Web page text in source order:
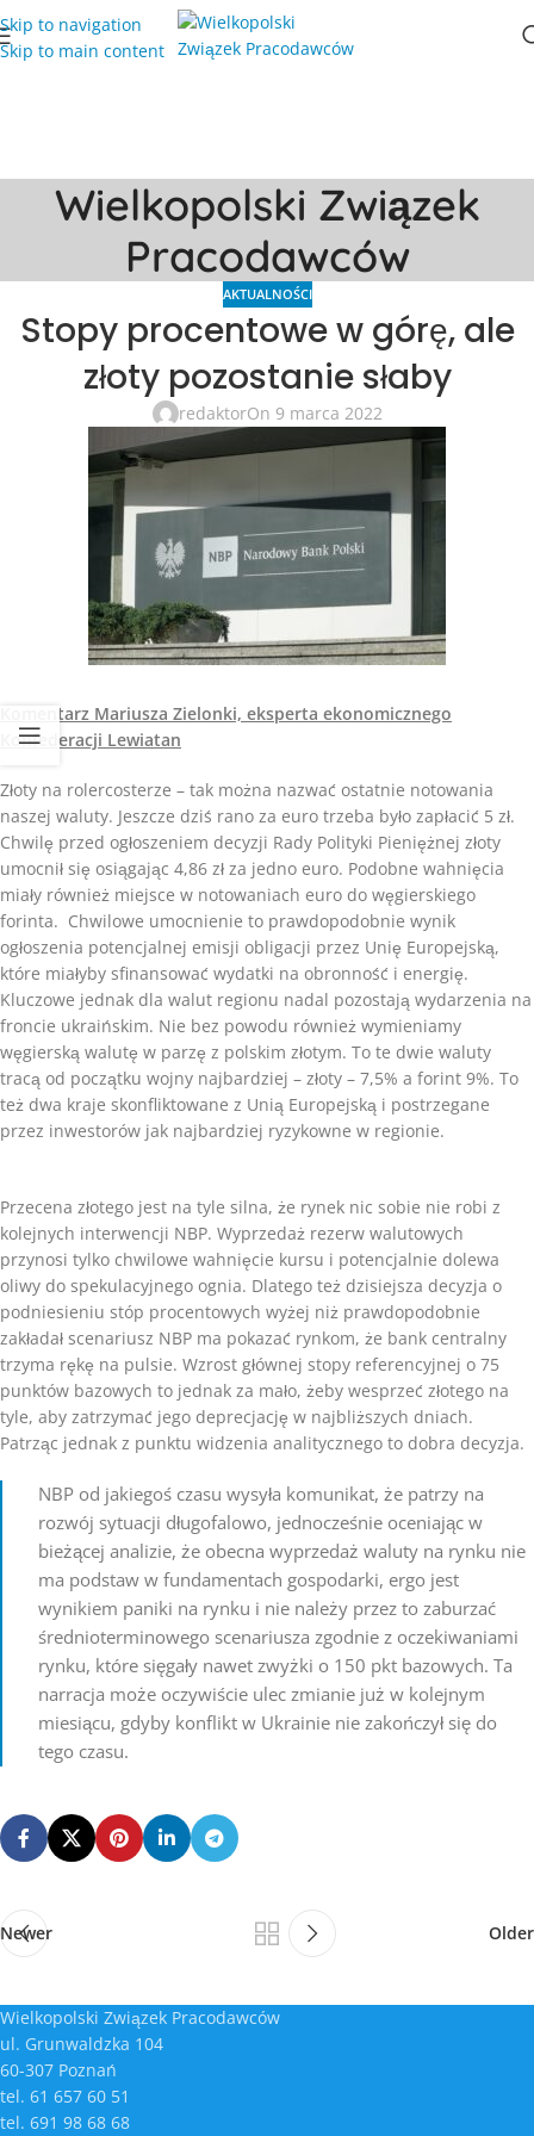
Skip to navigation
Skip to main content
Wielkopolski Związek
Pracodawców
AKTUALNOŚCI
Stopy procentowe w górę, ale
złoty pozostanie słaby
redaktorOn 9 marca 2022
Komentarz Mariusza Zielonki, eksperta ekonomicznego
Konfederacji Lewiatan
Złoty na rolercosterze – tak można nazwać ostatnie notowania
naszej waluty. Jeszcze dziś rano za euro trzeba było zapłacić 5 zł.
Chwilę przed ogłoszeniem decyzji Rady Polityki Pieniężnej złoty
umocnił się osiągając 4,86 zł za jedno euro. Podobne wahnięcia
miały również miejsce w notowaniach euro do węgierskiego
forinta. Chwilowe umocnienie to prawdopodobnie wynik
ogłoszenia potencjalnej emisji obligacji przez Unię Europejską,
które miałyby sfinansować wydatki na obronność i energię.
Kluczowe jednak dla walut regionu nadal pozostają wydarzenia na
froncie ukraińskim. Nie bez powodu również wymieniamy
węgierską walutę w parzę z polskim złotym. To te dwie waluty
tracą od początku wojny najbardziej – złoty – 7,5% a forint 9%. To
też dwa kraje skonfliktowane z Unią Europejską i postrzegane
przez inwestorów jak najbardziej ryzykowne w regionie.
Przecena złotego jest na tyle silna, że rynek nic sobie nie robi z
kolejnych interwencji NBP. Wyprzedaż rezerw walutowych
przynosi tylko chwilowe wahnięcie kursu i potencjalnie dolewa
oliwy do spekulacyjnego ognia. Dlatego też dzisiejsza decyzja o
podniesieniu stóp procentowych wyżej niż prawdopodobnie
zakładał scenariusz NBP ma pokazać rynkom, że bank centralny
trzyma rękę na pulsie. Wzrost głównej stopy referencyjnej o 75
punktów bazowych to jednak za mało, żeby wesprzeć złotego na
tyle, aby zatrzymać jego deprecjację w najbliższych dniach.
Patrząc jednak z punktu widzenia analitycznego to dobra decyzja.
NBP od jakiegoś czasu wysyła komunikat, że patrzy na
rozwój sytuacji długofalowo, jednocześnie oceniając w
bieżącej analizie, że obecna wyprzedaż waluty na rynku nie
ma podstaw w fundamentach gospodarki, ergo jest
wynikiem paniki na rynku i nie należy przez to zaburzać
średnioterminowego scenariusza zgodnie z oczekiwaniami
rynku, które sięgały nawet zwyżki o 150 pkt bazowych. Ta
narracja może oczywiście ulec zmianie już w kolejnym
miesiącu, gdyby konflikt w Ukrainie nie zakończył się do
tego czasu.
Newer Older
Wielkopolski Związek Pracodawców
ul. Grunwaldzka 104
60-307 Poznań
tel. 61 657 60 51
tel. 691 98 68 68